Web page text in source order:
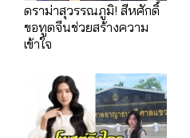
ดราม่าสุวรรณภูมิ! สีหศักดิ์
ขอทูตจีนช่วยสร้างความ
เข้าใจ